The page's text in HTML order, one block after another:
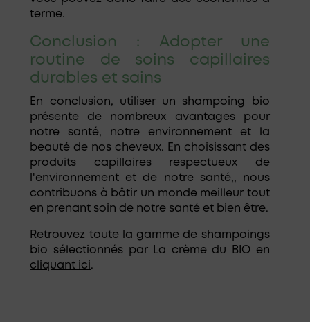
terme.
Conclusion : Adopter une
routine de soins capillaires
durables et sains
En conclusion, utiliser un shampoing bio
présente de nombreux avantages pour
notre santé, notre environnement et la
beauté de nos cheveux. En choisissant des
produits capillaires respectueux de
l'environnement et de notre santé,, nous
contribuons à bâtir un monde meilleur tout
en prenant soin de notre santé et bien être.
Retrouvez toute la gamme de shampoings
bio sélectionnés par La crème du BIO en
cliquant ici.